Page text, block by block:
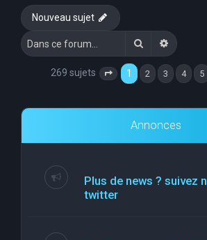
Nouveau sujet
Rechercher
269 sujets Page 1 sur11
1 2 3 4 5
Annonces
Plus de news ? suivez
twitter